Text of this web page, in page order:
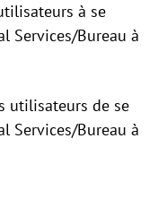
à se
Services/Bureau à
de se
Services/Bureau à